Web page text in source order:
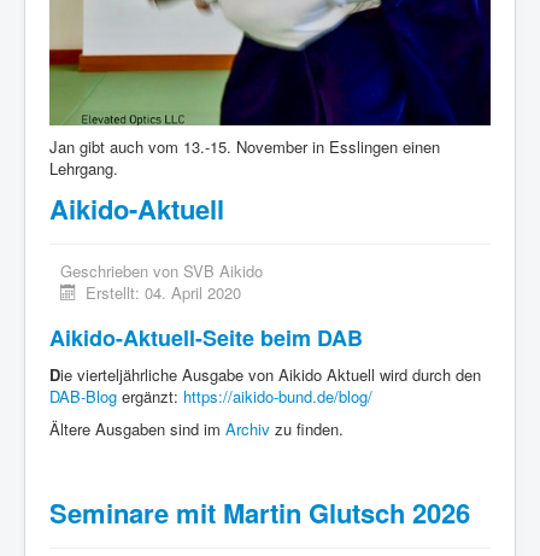
Jan gibt auch vom 13.-15. November in Esslingen einen
Lehrgang.
Aikido-Aktuell
Geschrieben von SVB Aikido
Erstellt: 04. April 2020
Aikido-Aktuell-Seite beim DAB
Die vierteljährliche Ausgabe von Aikido Aktuell wird durch den
DAB-Blog ergänzt: https://aikido-bund.de/blog/
Ältere Ausgaben sind im Archiv zu finden.
Seminare mit Martin Glutsch 2026